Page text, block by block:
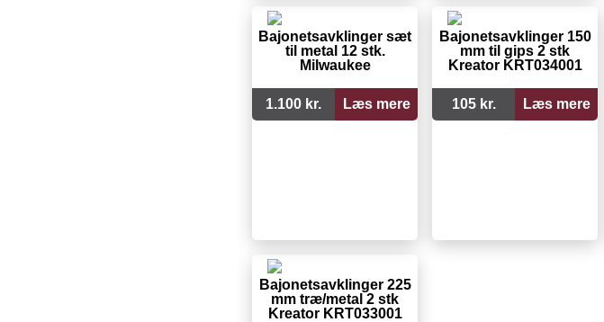
Bajonetsavklinger sæt
til metal 12 stk.
Milwaukee
1.100 kr. Læs mere
Bajonetsavklinger 150
mm til gips 2 stk
Kreator KRT034001
105 kr. Læs mere
Bajonetsavklinger 225
mm træ/metal 2 stk
Kreator KRT033001